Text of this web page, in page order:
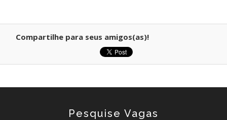
Compartilhe para seus amigos(as)!
Pesquise Vagas